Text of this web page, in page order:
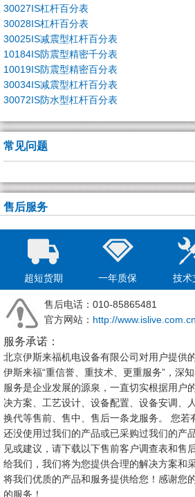
30027IS杠杆百分表
30028IS杠杆百分表
30025IS减震型杠杆百分表
10184IS防震型精密千分表
10019IS防震型精密百分表
30034IS减震型杠杆百分表
30072IS防水型杠杆百分表
常见问题
售后服务
超短货期 一年质保 技术
售后电话：010-85865481
官方网站： http://
服务承诺：
北京伊斯来福机电设备有限公司对用户提供
伊斯来福“重信誉、重技术、更重服务”，深
服务是企业发展的源泉，一直切实根据用户
决方案、工艺设计、设备配置、设备安调、
换代等售前、售中、售后一条龙服务。 您若
还没使用过我们的产品或已采购过我们的产
见或建议，请下载以下售前客户调查表和售
给我们，我们将为您提供合理的解决方案和
将我们优质的产品和服务提供给您！感谢您
的服务！